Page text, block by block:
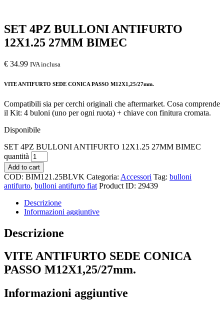
SET 4PZ BULLONI ANTIFURTO
12X1.25 27MM BIMEC
€ 34.99 IVA inclusa
VITE ANTIFURTO SEDE CONICA PASSO M12X1,25/27mm.
Compatibili sia per cerchi originali che aftermarket. Cosa comprende
il Kit: 4 buloni (uno per ogni ruota) + chiave con finitura cromata.
Disponibile
SET 4PZ BULLONI ANTIFURTO 12X1.25 27MM BIMEC
quantità
Add to cart
COD: BIM121.25BLVK Categoria: Accessori Tag: bulloni
antifurto, bulloni antifurto fiat Product ID: 29439
Descrizione
Informazioni aggiuntive
Descrizione
VITE ANTIFURTO SEDE CONICA
PASSO M12X1,25/27mm.
Informazioni aggiuntive